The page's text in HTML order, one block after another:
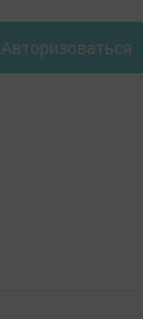
Авторизоваться